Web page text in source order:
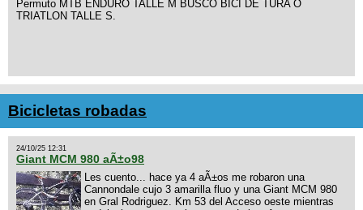
Permuto MTB ENDURO TALLE M BUSCO BICI DE TURA O
TRIATLON TALLE S.
Bicicletas robadas
24/10/25 12:31
Giant MCM 980 aÃ±o98
Les cuento... hace ya 4 aÃ±os me robaron una
Cannondale cujo 3 amarilla fluo y una Giant MCM 980
en Gral Rodriguez. Km 53 del Acceso oeste mientras